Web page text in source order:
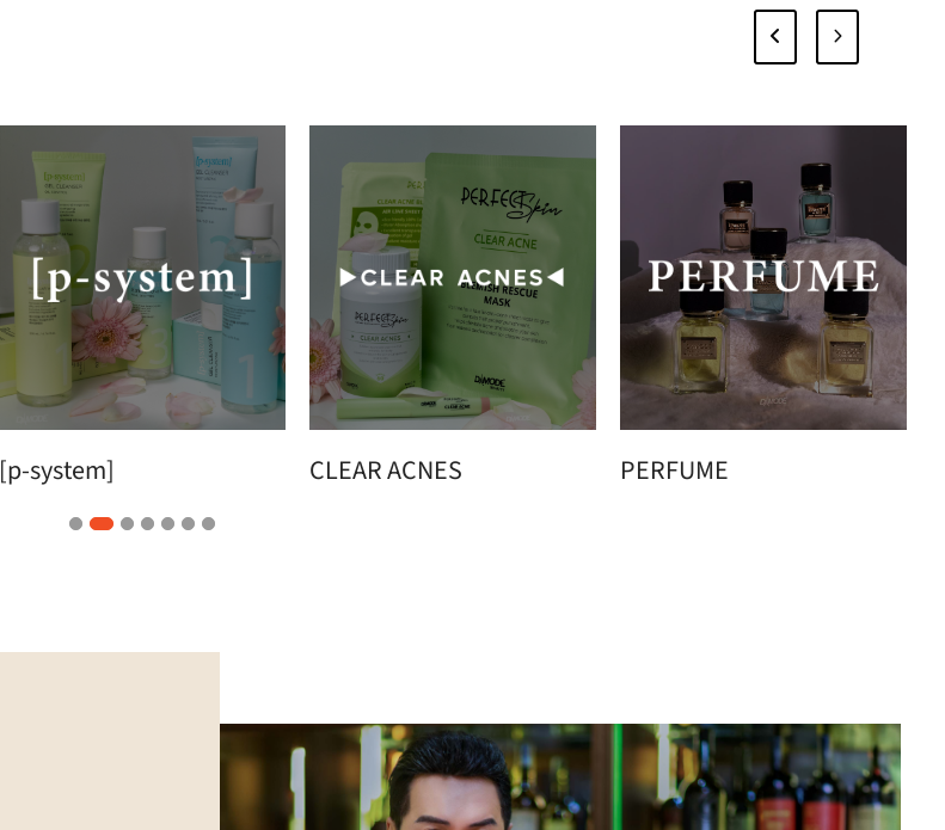
[p-system] CLEAR ACNES PERFUME